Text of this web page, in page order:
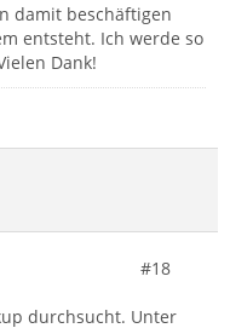
damit beschäftigen
entsteht. Ich werde so
Dank!
#18
durchsucht. Unter